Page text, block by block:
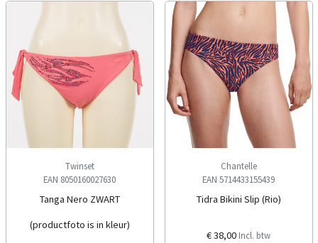
Twinset
EAN 8050160027630
Tanga Nero ZWART
(productfoto is in kleur)
Chantelle
EAN 5714433155439
Tidra Bikini Slip (Rio)
€ 38,00 Incl. btw